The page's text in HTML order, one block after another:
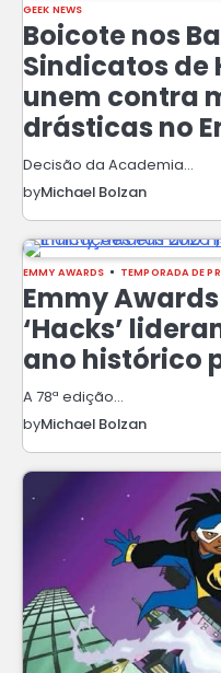
GEEK NEWS
Boicote nos
Sindicatos de
unem contra
drásticas no
Decisão da Academia…
byMichael Bolzan
EMMY AWARDS TEMPORADA DE
Emmy Awards
‘Hacks’
ano histórico
A 78ª edição…
byMichael Bolzan